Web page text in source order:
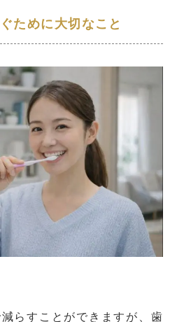
ために大切なこと
らすことができますが、歯